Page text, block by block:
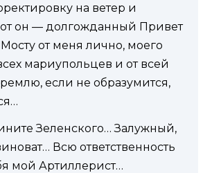
на ветер и
он — долгожданный Привет
от меня лично, моего
мариупольцев и от всей
если не образумится,
Зеленского… Залужный,
Всю ответственность
мой Артиллерист…